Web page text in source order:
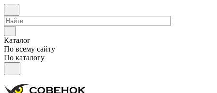
Каталог
По всему сайту
По каталогу